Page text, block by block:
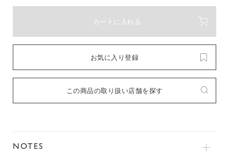
カートに入れる
お気に入り登録
この商品の取り扱い店舗を探す
NOTES